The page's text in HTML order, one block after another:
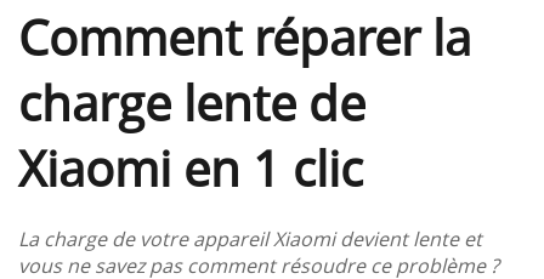
Déverrouillage & Récupération
Transfert
Multimédia
Utilitaires
Comment réparer la
charge lente de
Xiaomi en 1 clic
La charge de votre appareil Xiaomi devient lente et
vous ne savez pas comment résoudre ce problème ?